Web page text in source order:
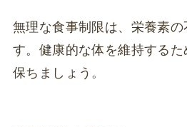
無理な食事制限は、栄養素の
す。健康的な体を維持する
保ちましょう。